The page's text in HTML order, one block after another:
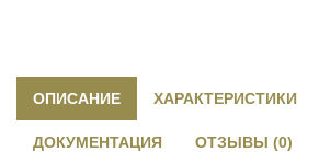
ОПИСАНИЕ ХАРАКТЕРИСТИКИ
ДОКУМЕНТАЦИЯ ОТЗЫВЫ (0)